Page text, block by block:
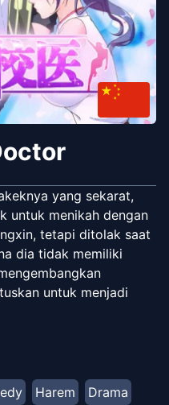
yang sekarat,
untuk menikah dengan
tetapi ditolak saat
dia tidak memiliki
untuk menjadi
di sekolah tersebut.
mekar.
Harem
Drama